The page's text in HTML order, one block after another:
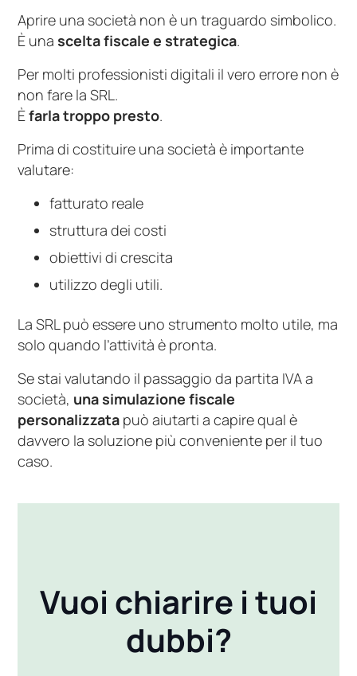
Aprire una società non è un traguardo simbolico.
È unascelta fiscale e strategica.
Per molti professionisti digitali il vero errore non è
non fare la SRL.
Èfarla troppo presto.
Prima di costituire una società è importante
valutare:
fatturato reale
struttura dei costi
obiettivi di crescita
utilizzo degli utili.
La SRL può essere uno strumento molto utile, ma
solo quando l’attività è pronta.
Se stai valutando il passaggio da partita IVA a
società, una simulazione fiscale
personalizzata può aiutarti a capire qual è
davvero la soluzione più conveniente per il tuo
caso.
Vuoi chiarire i tuoi
dubbi?